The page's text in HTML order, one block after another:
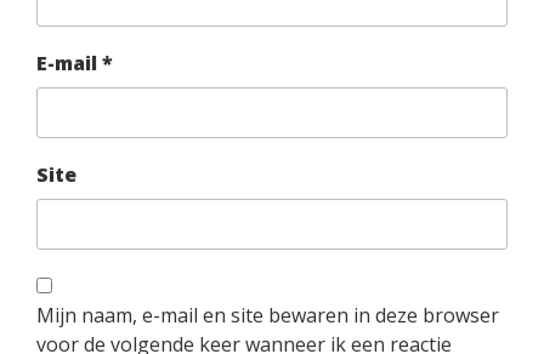
E-mail *
Site
Mijn naam, e-mail en site bewaren in deze browser
voor de volgende keer wanneer ik een reactie